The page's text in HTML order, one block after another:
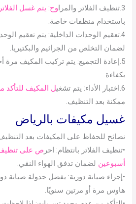
3.تنظيف الفلاتر والمرا
وح: يتم غسل
باستخدام منظفات خاصة.
4.تعقيم الوحدات الداخلية: يتم تعقيم
لضمان التخلص من الجراثيم والبكتيريا.
5.إعادة التجميع: يتم تركيب المكيف
بكفاءة.
6.اختبار الأداء: يتم تشغي
ل المكيف للتأكد
ممكنة بعد التنظيف.
غسيل مكيفات بالرياض
نصائح للحفاظ على المكيفات بعد
•تنظيف الفلاتر بانتظام: احر ص على تنظيف
أسبوعين لضمان تدفق الهواء النقي.
•إجراء صيانة دورية: يفضل جدولة صيانة
هاوس مرة أو مرتين سنويًا.